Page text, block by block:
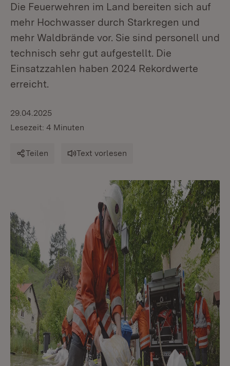
Die Feuerwehren im Land bereiten sich auf
mehr Hochwasser durch Starkregen und
mehr Waldbrände vor. Sie sind personell und
technisch sehr gut aufgestellt. Die
Einsatzzahlen haben 2024 Rekordwerte
erreicht.
29.04.2025
Lesezeit: 4 Minuten
Teilen Text vorlesen